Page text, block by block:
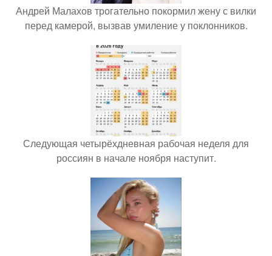
Андрей Малахов трогательно покормил жену с вилки
перед камерой, вызвав умиление у поклонников.
Следующая четырёхдневная рабочая неделя для
россиян в начале ноября наступит.